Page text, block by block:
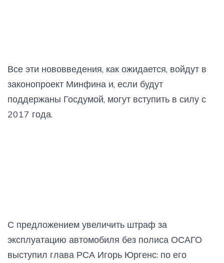
Все эти нововведения, как ожидается, войдут в
законопроект Минфина и, если будут
поддержаны Госдумой, могут вступить в силу с
2017 года.
С предложением увеличить штраф за
эксплуатацию автомобиля без полиса ОСАГО
выступил глава РСА Игорь Юргенс: по его